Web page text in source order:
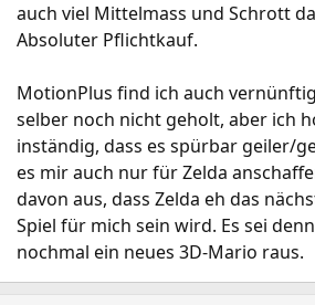
auch viel Mittelmass und Schrott
Absoluter Pflichtkauf.
MotionPlus find ich auch
selber noch nicht geholt, aber ich
inständig, dass es spürbar geiler/
es mir auch nur für Zelda
davon aus, dass Zelda eh das
Spiel für mich sein wird. Es sei
nochmal ein neues 3D-Mario raus.